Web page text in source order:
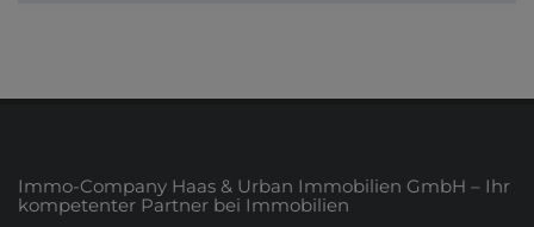
Immo-Company Haas & Urban Immobilien GmbH – Ihr
kompetenter Partner bei Immobilien